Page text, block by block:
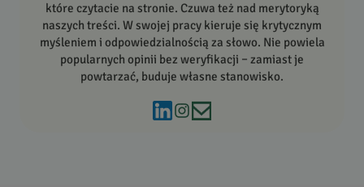
które czytacie na stronie. Czuwa też nad merytoryką
naszych treści. W swojej pracy kieruje się krytycznym
myśleniem i odpowiedzialnością za słowo. Nie powiela
popularnych opinii bez weryfikacji – zamiast je
powtarzać, buduje własne stanowisko.